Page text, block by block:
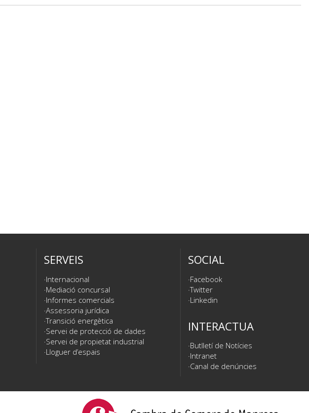
SERVEIS
Internacional
Mediació concursal
Informes comercials
Assessoria jurídica
Transició energètica
Servei de protecció de dades
Servei de propietat industrial
Lloguer d’espais
SOCIAL
Facebook
Twitter
Linkedin
INTERACTUA
Butlletí de Notícies
Intranet
Canal de denúncies